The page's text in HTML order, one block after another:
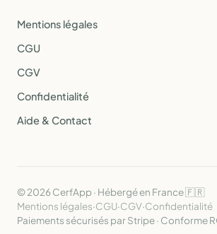
Mentions légales
CGU
CGV
Confidentialité
Aide & Contact
© 2026 CerfApp · Hébergé en France 🇫🇷
Mentions légales·CGU·CGV·Confidentialité
Paiements sécurisés par Stripe · Conforme